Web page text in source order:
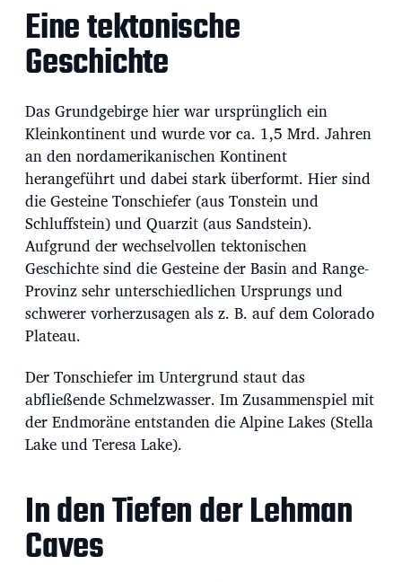
Eine tektonische
Geschichte
Das Grundgebirge hier war ursprünglich ein
Kleinkontinent und wurde vor ca. 1,5 Mrd. Jahren
an den nordamerikanischen Kontinent
herangeführt und dabei stark überformt. Hier sind
die Gesteine Tonschiefer (aus Tonstein und
Schluffstein) und Quarzit (aus Sandstein).
Aufgrund der wechselvollen tektonischen
Geschichte sind die Gesteine der Basin and Range-
Provinz sehr unterschiedlichen Ursprungs und
schwerer vorherzusagen als z. B. auf dem Colorado
Plateau.
Der Tonschiefer im Untergrund staut das
abfließende Schmelzwasser. Im Zusammenspiel mit
der Endmoräne entstanden die Alpine Lakes (Stella
Lake und Teresa Lake).
In den Tiefen der Lehman
Caves